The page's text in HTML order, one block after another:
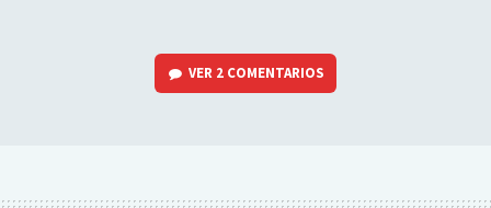
VER 2 COMENTARIOS